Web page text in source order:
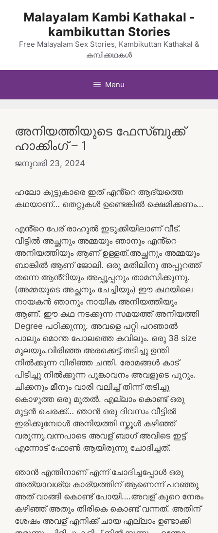
Malayalam Kambi Kathakal -
kambikuttan Stories
Free Malayalam Sex Stories, Kambikuttan Kathakal &
കമ്പിക്കഥകൾ
Menu
അനിയത്തിയുടെ ഫേസ്ബുക്ക്
ഹാക്കിംഗ് – 1
ജനുവരി 23, 2024
ഹലോ കൂട്ടുകാരെ ഇത് എൻ്റെ ആദ്യത്തെ
കഥയാണ്… തെറ്റുകൾ ഉണ്ടെങ്കിൽ ക്ഷെമിക്കണം…
എൻ്റെ പേര് രാഹുൽ ഇടുക്കിയിലാണ് വീട്.
വീട്ടിൽ അച്ഛനും അമ്മയും ഞാനും എൻ്റെ
അനിയത്തിയും ആണ് ഉള്ളത്.അച്ഛനും അമ്മയും
ബാങ്കിൽ ആണ് ജോലി. ഒരു മതിലിനു അപ്പുറത്ത്
തന്നെ ആൻ്റിയും അപ്പൂപ്പനും താമസിക്കുന്നു.
(അമ്മയുടെ അച്ഛനും ചേച്ചിയും) ഈ കഥയിലെ
നായകൻ ഞാനും നായിക അനിയത്തിയും
ആണ്. ഈ കഥ നടക്കുന്ന സമയത്ത് അനിയത്തി
Degree പഠിക്കുന്നു. അവളെ പറ്റി പറഞാൽ
പാലും മൊന്ത പോലത്തെ കവിലും. ഒരു 38 size
മുലയും.വിരിഞ്ഞ അരക്കെട്ട്.തടിച്ചു ഉന്തി
നിൽക്കുന്ന വിരിഞ്ഞ ചന്തി. രോമങ്ങൾ കാട്
പിടിച്ചു നിൽക്കുന്ന പൂങ്കാവനം അവളുടെ പൂറും.
ചിക്കനും മീനും വാരി വലിച്ച് തിന്ന് തടിച്ചു
കൊഴുത്ത ഒരു മുതൽ. എല്ലാം കൊണ്ട് ഒരു
മുട്ടൻ ചെരക്ക്… ഞാൻ ഒരു ദിവസം വീട്ടിൽ
ഇരിക്കുമ്പോൾ അനിയത്തി സ്കൂൾ കഴിഞ്ഞ്
വരുന്നു.വന്നപാടെ അവള് ബാഗ് അവിടെ ഇട്ട്
എന്നോട് ഫോൺ ആയിരുന്നു ചോദിച്ചത്.
ഞാൻ എന്തിനാണ് എന്ന് ചോദിച്ചപ്പോൾ ഒരു
അത്യാവശ്യ കാര്യത്തിന് ആണെന്ന് പറഞ്ഞു
അത് വാങ്ങി കൊണ്ട് പോയി….അവള് കുറെ നേരം
കഴിഞ്ഞ് അതും തിരികെ കൊണ്ട് വന്നത്. അതിന്
ശേഷം അവള് എനിക്ക് ചായ എല്ലാം ഉണ്ടാക്കി